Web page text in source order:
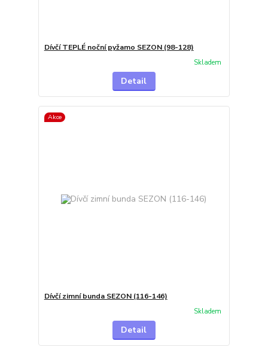
Dívčí TEPLÉ noční pyžamo SEZON (98-128)
Skladem
Detail
Akce
Dívčí zimní bunda SEZON (116-146)
Skladem
Detail